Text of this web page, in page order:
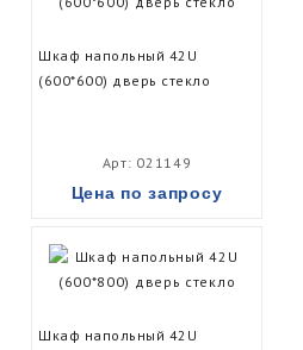
Шкаф напольный 42U
(600*600) дверь стекло
Арт: 021149
Цена по запросу
Шкаф напольный 42U